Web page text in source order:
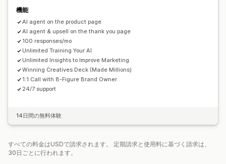
機能
AI agent on the product page
AI agent & upsell on the thank you page
100 responses/mo
Unlimited Training Your AI
Unlimited Insights to Improve Marketing
Winning Creatives Deck (Made Millions)
1:1 Call with 8-Figure Brand Owner
24/7 support
14日間の無料体験
すべての料金はUSDで請求されます。 定期請求と使用料に基づく請求は、
30日ごとに行われます。